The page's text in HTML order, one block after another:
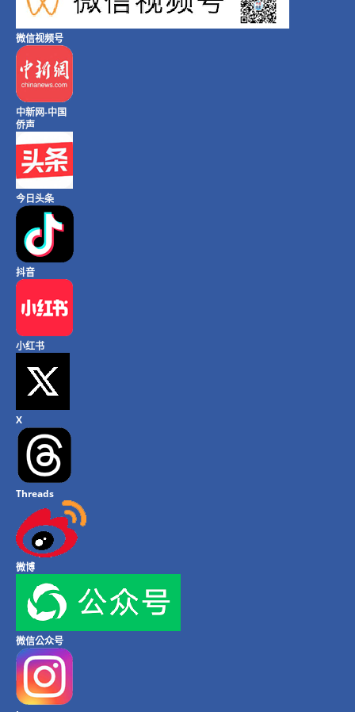
微信视频号
中新网-中国
侨声
今日头条
抖音
小红书
X
Threads
微博
微信公众号